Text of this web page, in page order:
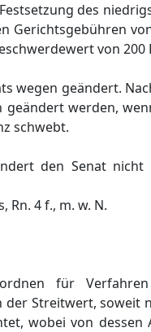
des
von 200
wegen geändert.
werden,
schwebt.
den Senat
Rn. 4 f., m. w. N.
für
der Streitwert, soweit
wobei von